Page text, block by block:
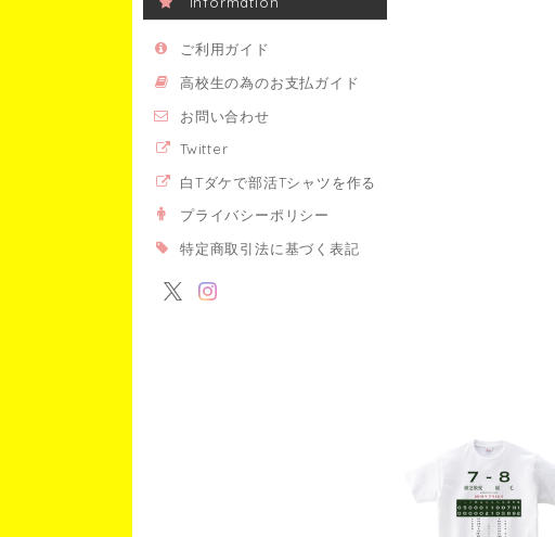
ご利用ガイド
高校生の為のお支払ガイド
お問い合わせ
Twitter
白Tダケで部活Tシャツを作る
プライバシーポリシー
特定商取引法に基づく表記